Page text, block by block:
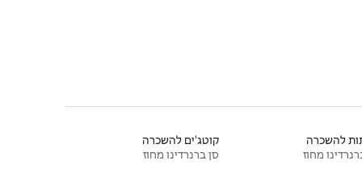
להשכרה
מחוז
קוטג'ים להשכרה
סן ברנרדינו מחוז